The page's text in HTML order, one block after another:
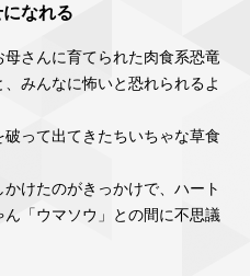
なれる
さんに育てられた肉食系恐竜
みんなに怖いと恐れられるよ
って出てきたちいちゃな草食
けたのがきっかけで、ハート
「ウマソウ」との間に不思議